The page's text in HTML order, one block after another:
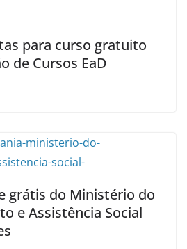
para curso gratuito
de Cursos EaD
grátis do Ministério do
e Assistência Social